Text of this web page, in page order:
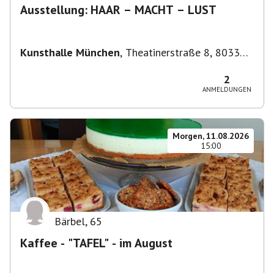
Ausstellung: HAAR – MACHT – LUST
Kunsthalle München, Theatinerstraße 8, 80333
2
ANMELDUNGEN
Morgen, 11.08.2026
15:00
Bärbel, 65
Kaffee - "TAFEL" - im August